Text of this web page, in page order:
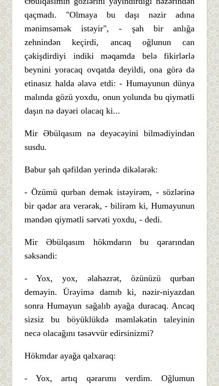
qaçmadı. "Olmaya bu daşı nəzir adına
mənimsəmək istəyir", - şah bir anlığa
zehnindən keçirdi, ancaq oğlunun can
çəkişdirdiyi indiki məqamda belə fikirlərlə
beynini yoracaq ovqatda deyildi, ona görə də
etinasız halda əlavə etdi: - Humayunun dünya
malında gözü yoxdu, onun yolunda bu qiymətli
daşın nə dəyəri olacaq ki...
Mir Əbülqasım nə deyəcəyini bilmədiyindən
susdu.
Babur şah qəfildən yerində dikələrək:
- Özümü qurban demək istəyirəm, - sözlərinə
bir qədər ara verərək, - bilirəm ki, Humayunun
məndən qiymətli sərvəti yoxdu, - dedi.
Mir Əbülqasım hökmdarın bu qərarından
səksəndi:
- Yox, yox, əlahəzrət, özünüzü qurban
deməyin. Ürəyimə damıb ki, nəzir-niyazdan
sonra Humayun sağalıb ayağa duracaq. Ancaq
sizsiz bu böyüklükdə məmləkətin taleyinin
necə olacağını təsəvvür edirsinizmi?
Hökmdar ayağa qalxaraq:
- Yox, artıq qərarımı verdim. Oğlumun